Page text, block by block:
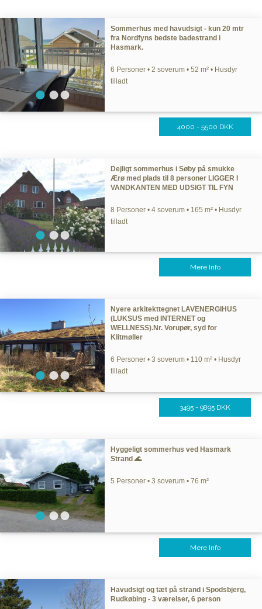
Sommerhus med havudsigt - kun 20 mtr
fra Nordfyns bedste badestrand i
Hasmark.
6 Personer • 2 soverum • 52 m² • Husdyr
tilladt
4000 - 5500 DKK
Dejligt sommerhus i Søby på smukke
Ærø med plads til 8 personer LIGGER I
VANDKANTEN MED UDSIGT TIL FYN
8 Personer • 4 soverum • 165 m² • Husdyr
tilladt
Mere Info
Nyere arkitekttegnet LAVENERGIHUS
(LUKSUS med INTERNET og
WELLNESS).Nr. Vorupør, syd for
Klitmøller
6 Personer • 3 soverum • 110 m² • Husdyr
tilladt
3495 - 9895 DKK
Hyggeligt sommerhus ved Hasmark
Strand 🌊
5 Personer • 3 soverum • 76 m²
Mere Info
Havudsigt og tæt på strand i Spodsbjerg,
Rudkøbing - 3 værelser, 6 person